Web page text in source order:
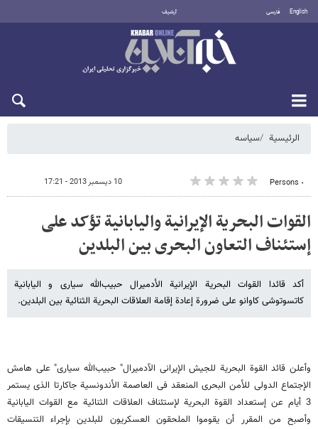
English فارسی أرشيف
الرئيسية سیاسه
٠ Persons 10 ديسمبر 2013 - 17:21
القوات البحریة الإیرانیة والیابانیة تؤکد علی
إستئناف التعاون البحری بین البلدین
أکد قائدا القوات البحریة الإیرانیة الأدمیرال حبیب‌الله سیاری و الیابانیة
کاتسوتوشی کاوانو علی ضرورة إعادة إقامة العلاقات البحریة الثنائیة بین البلدین.
وأعلن قائد القوة البحریة للجیش الإیرانی الآدمیرال" حبیب‌الله سیاری" علی هامش
الإجتماع الدولی للأمن البحری المنعقد فی العاصمة الأندونسیة جاکارتا الذی یستمر
3 أیام عن إستعداد القوة البحریة لإستئناف العلاقات الثنائیة مع القوات الیابانیة
وأصبح من المقرر أن یقوموا الملحقون العسکریون للبلدین بإجراء التنسیقات